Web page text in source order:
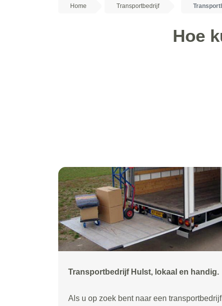
Home Transportbedrijf
Hoe
Transportbedrijf Hulst, lokaal en handig.
Als u op zoek bent naar een transportbedrijf